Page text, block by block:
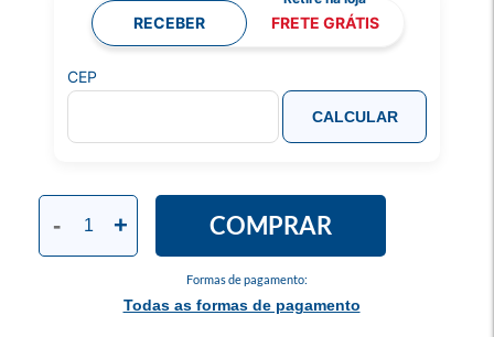
Formas de pagamento:
Todas as formas de pagamento
- + COMPRAR
RECEBER FRETE GRÁTIS
CEP
CALCULAR